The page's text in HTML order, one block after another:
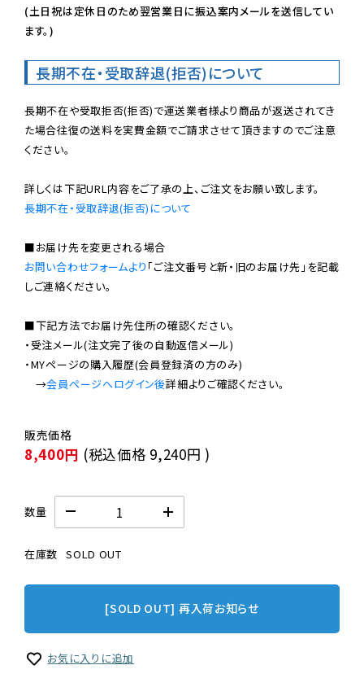
(土日祝は定休日のため翌営業日に振込案内メールを送信してい
ます。)
長期不在・受取辞退(拒否)について
長期不在や受取拒否(拒否)で運送業者様より商品が返送されてき
た場合往復の送料を実費金額でご請求させて頂きますのでご注意
ください。
長期不在・受取辞退(拒否)について
お問い合わせフォームより 「ご注文番号と新・旧のお届け先」を記載
しご連絡ください。
■下記方法でお届け先住所の確認ください。
・受注メール(注文完了後の自動返信メール)
・MYページの購入履歴(会員登録済の方のみ)
→会員ページへログイン後
8,400円 (税込価格 9,240円 )
数量
在庫数 SOLD OUT
[SOLD OUT] 再入荷お知らせ
お気に入りに追加